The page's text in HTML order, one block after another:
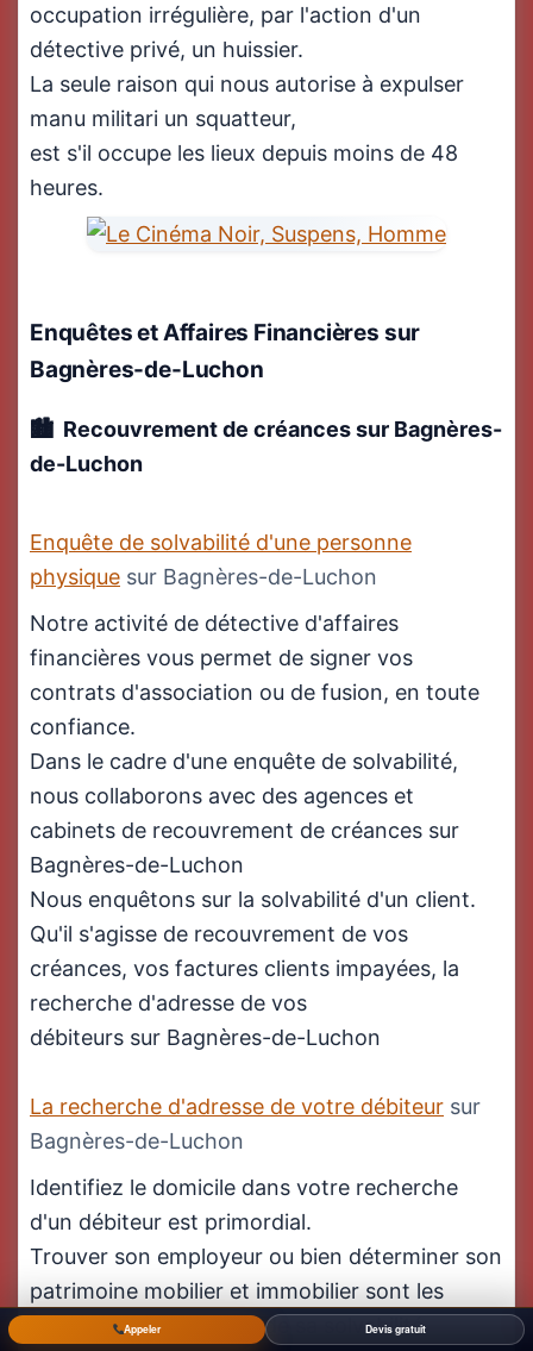
occupation irrégulière, par l'action d'un
détective privé, un huissier.
La seule raison qui nous autorise à expulser
manu militari un squatteur,
est s'il occupe les lieux depuis moins de 48
heures.
Enquêtes et Affaires Financières sur
Bagnères-de-Luchon
Recouvrement de créances sur Bagnères-
de-Luchon
Enquête de solvabilité d'une personne
physique sur Bagnères-de-Luchon
Notre activité de détective d'affaires
financières vous permet de signer vos
contrats d'association ou de fusion, en toute
confiance.
Dans le cadre d'une enquête de solvabilité,
nous collaborons avec des agences et
cabinets de recouvrement de créances sur
Bagnères-de-Luchon
Nous enquêtons sur la solvabilité d'un client.
Qu'il s'agisse de recouvrement de vos
créances, vos factures clients impayées, la
recherche d'adresse de vos
débiteurs sur Bagnères-de-Luchon
La recherche d'adresse de votre débiteur sur
Bagnères-de-Luchon
Identifiez le domicile dans votre recherche
d'un débiteur est primordial.
Trouver son employeur ou bien déterminer son
patrimoine mobilier et immobilier sont les
conditions impératives de sa solvabilité.
Appeler Devis gratuit